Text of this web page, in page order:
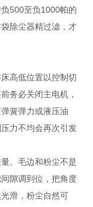
500至负1000帕的
除尘器精过滤，才
高低位置以控制切
务必关闭主电机，
簧弹力或液压油
力不均会再次引发
。毛边和粉尘不是
隙调到位，把角度
滑，粉尘自然可